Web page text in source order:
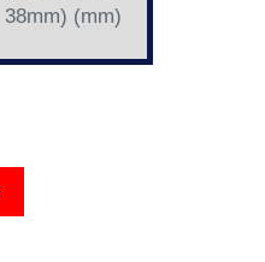
38mm) (mm)